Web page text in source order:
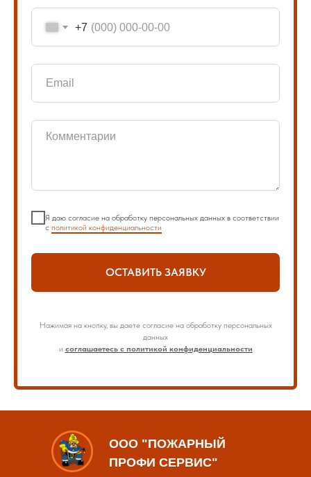
+7
Я даю согласие на обработку персональных данных в соответствии
с политикой конфиденциальности
ОСТАВИТЬ ЗАЯВКУ
Нажимая на кнопку, вы даете согласие на обработку персональных
данных
и соглашаетесь с политикой конфиденциальности
ООО "ПОЖАРНЫЙ
ПРОФИ СЕРВИС"